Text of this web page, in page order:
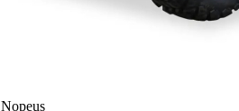
Nopeus